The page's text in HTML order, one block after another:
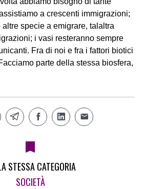
a crescenti immigrazioni;
specie a emigrare, talaltra
i vasi resteranno sempre
Fra di noi e fra i fattori biotici
parte della stessa biosfera,
STESSA CATEGORIA
SOCIETÀ